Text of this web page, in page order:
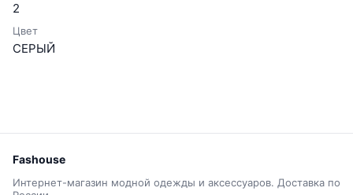
2
Цвет
СЕРЫЙ
Fashouse
Интернет-магазин модной одежды и аксессуаров. Доставка по